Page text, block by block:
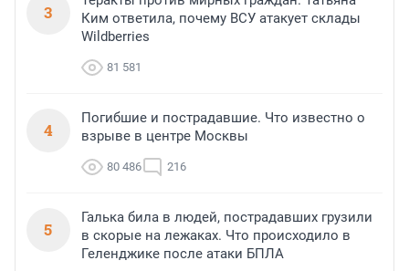
3
Ким ответила, почему ВСУ атакует склады
Wildberries
81 581
4
Погибшие и пострадавшие. Что известно о
взрыве в центре Москвы
80 486 216
5
Галька била в людей, пострадавших грузили
в скорые на лежаках. Что происходило в
Геленджике после атаки БПЛА